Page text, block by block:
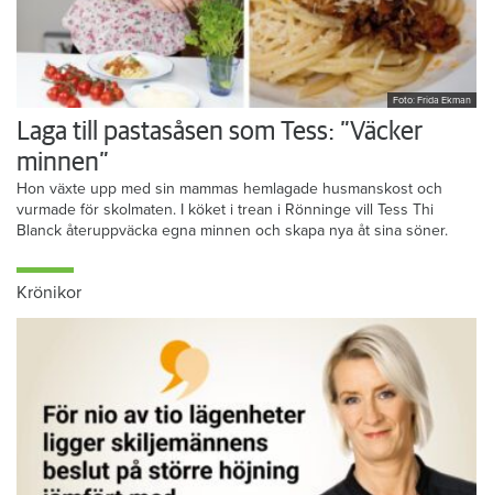
Foto: Frida Ekman
Laga till pastasåsen som Tess: ”Väcker
minnen”
Hon växte upp med sin mammas hemlagade husmanskost och
vurmade för skolmaten. I köket i trean i Rönninge vill Tess Thi
Blanck återuppväcka egna minnen och skapa nya åt sina söner.
Krönikor